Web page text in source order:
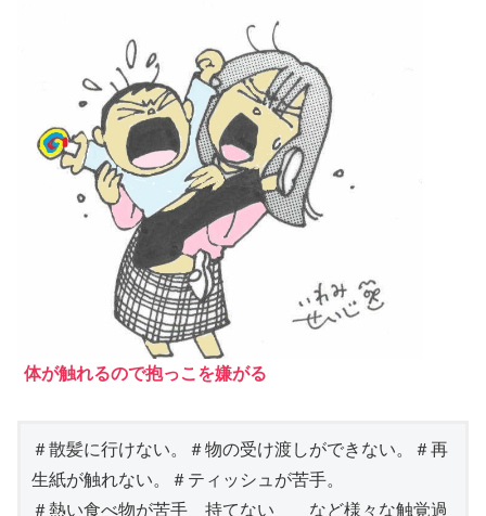
体が触れるので抱っこを嫌がる
＃散髪に行けない。＃物の受け渡しができない。＃再
生紙が触れない。＃ティッシュが苦手。
＃熱い食べ物が苦手　持てない　　など様々な触覚過